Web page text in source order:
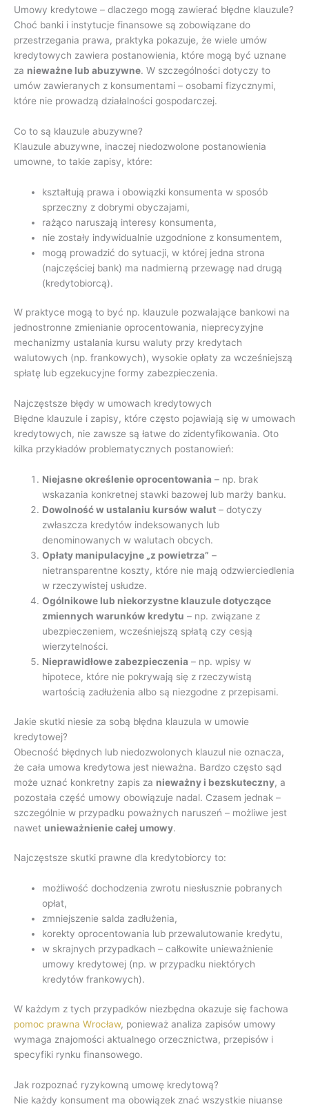
Umowy kredytowe – dlaczego mogą zawierać błędne klauzule?
Choć banki i instytucje finansowe są zobowiązane do
przestrzegania prawa, praktyka pokazuje, że wiele umów
kredytowych zawiera postanowienia, które mogą być uznane
za nieważne lub abuzywne. W szczególności dotyczy to
umów zawieranych z konsumentami – osobami fizycznymi,
które nie prowadzą działalności gospodarczej.
Co to są klauzule abuzywne?
Klauzule abuzywne, inaczej niedozwolone postanowienia
umowne, to takie zapisy, które:
kształtują prawa i obowiązki konsumenta w sposób
sprzeczny z dobrymi obyczajami,
rażąco naruszają interesy konsumenta,
nie zostały indywidualnie uzgodnione z konsumentem,
mogą prowadzić do sytuacji, w której jedna strona
(najczęściej bank) ma nadmierną przewagę nad drugą
(kredytobiorcą).
W praktyce mogą to być np. klauzule pozwalające bankowi na
jednostronne zmienianie oprocentowania, nieprecyzyjne
mechanizmy ustalania kursu waluty przy kredytach
walutowych (np. frankowych), wysokie opłaty za wcześniejszą
spłatę lub egzekucyjne formy zabezpieczenia.
Najczęstsze błędy w umowach kredytowych
Błędne klauzule i zapisy, które często pojawiają się w umowach
kredytowych, nie zawsze są łatwe do zidentyfikowania. Oto
kilka przykładów problematycznych postanowień:
Niejasne określenie oprocentowania – np. brak
wskazania konkretnej stawki bazowej lub marży banku.
Dowolność w ustalaniu kursów walut – dotyczy
zwłaszcza kredytów indeksowanych lub
denominowanych w walutach obcych.
Opłaty manipulacyjne „z powietrza” –
nietransparentne koszty, które nie mają odzwierciedlenia
w rzeczywistej usłudze.
Ogólnikowe lub niekorzystne klauzule dotyczące
zmiennych warunków kredytu – np. związane z
ubezpieczeniem, wcześniejszą spłatą czy cesją
wierzytelności.
Nieprawidłowe zabezpieczenia – np. wpisy w
hipotece, które nie pokrywają się z rzeczywistą
wartością zadłużenia albo są niezgodne z przepisami.
Jakie skutki niesie za sobą błędna klauzula w umowie
kredytowej?
Obecność błędnych lub niedozwolonych klauzul nie oznacza,
że cała umowa kredytowa jest nieważna. Bardzo często sąd
może uznać konkretny zapis za nieważny i bezskuteczny, a
pozostała część umowy obowiązuje nadal. Czasem jednak –
szczególnie w przypadku poważnych naruszeń – możliwe jest
nawet unieważnienie całej umowy.
Najczęstsze skutki prawne dla kredytobiorcy to:
możliwość dochodzenia zwrotu niesłusznie pobranych
opłat,
zmniejszenie salda zadłużenia,
korekty oprocentowania lub przewalutowanie kredytu,
w skrajnych przypadkach – całkowite unieważnienie
umowy kredytowej (np. w przypadku niektórych
kredytów frankowych).
W każdym z tych przypadków niezbędna okazuje się fachowa
pomoc prawna Wrocław, ponieważ analiza zapisów umowy
wymaga znajomości aktualnego orzecznictwa, przepisów i
specyfiki rynku finansowego.
Jak rozpoznać ryzykowną umowę kredytową?
Nie każdy konsument ma obowiązek znać wszystkie niuanse